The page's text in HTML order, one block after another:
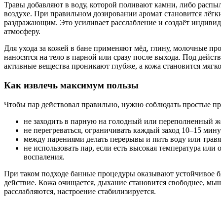
Травы добавляют в воду, которой поливают камни, либо
воздухе. При правильном дозировании аромат становится
раздражающим. Это усиливает расслабление и создаёт
атмосферу.
Для ухода за кожей в бане применяют мёд, глину, молочные
наносятся на тело в парной или сразу после выхода. Под
активные вещества проникают глубже, а кожа становится
Как извлечь максимум пользы
Чтобы пар действовал правильно, нужно соблюдать простые
не заходить в парную на голодный или переполненный
не перегреваться, ограничивать каждый заход 10–15
между парениями делать перерывы и пить воду или
не использовать пар, если есть высокая температура или
воспаления.
При таком подходе банные процедуры оказывают устойчивое
действие. Кожа очищается, дыхание становится свободнее,
расслабляются, настроение стабилизируется.